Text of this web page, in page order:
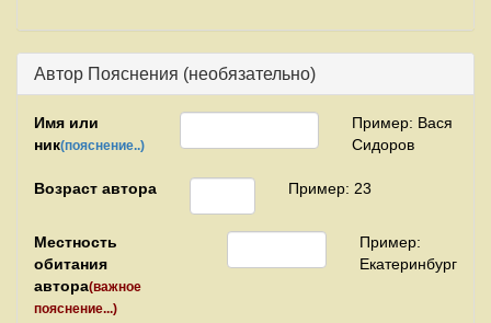
Автор Пояснения (необязательно)
Имя или
ник(пояснение..)
Пример: Вася
Сидоров
Возраст автора Пример: 23
Местность
обитания
автора(важное
пояснение...)
Пример:
Екатеринбург